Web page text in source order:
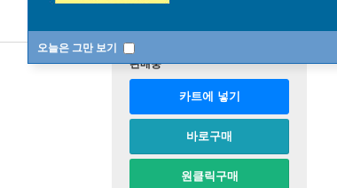
오늘은 그만 보기
판매중
카트에 넣기
바로구매
원클릭구매